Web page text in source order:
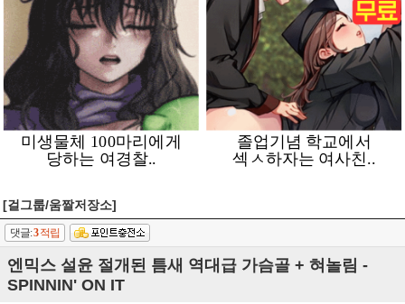
[걸그룹/움짤저장소]
댓글:3적립
엔믹스 설윤 절개된 틈새 역대급 가슴골 + 혀놀림 -
SPINNIN' ON IT